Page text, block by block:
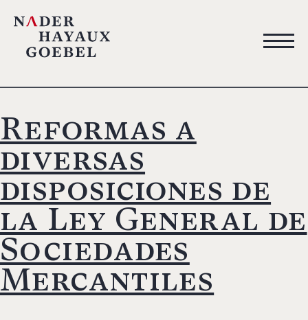
Reformas a
diversas
disposiciones de
la Ley General de
Sociedades
Mercantiles